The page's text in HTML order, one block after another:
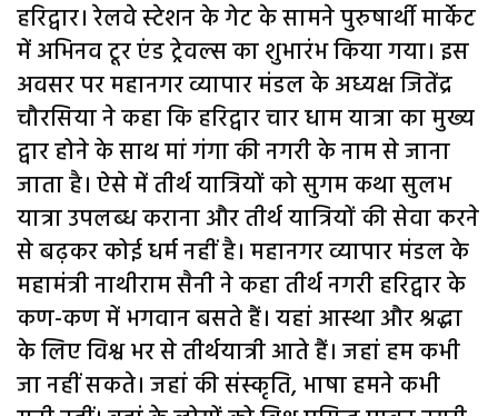
हरिद्वार। रेलवे स्टेशन के गेट के सामने पुरुषार्थी मार्केट
में अभिनव टूर एंड ट्रेवल्स का शुभारंभ किया गया। इस
अवसर पर महानगर व्यापार मंडल के अध्यक्ष जितेंद्र
चौरसिया ने कहा कि हरिद्वार चार धाम यात्रा का मुख्य
द्वार होने के साथ मां गंगा की नगरी के नाम से जाना
जाता है। ऐसे में तीर्थ यात्रियों को सुगम कथा सुलभ
यात्रा उपलब्ध कराना और तीर्थ यात्रियों की सेवा करने
से बढ़कर कोई धर्म नहीं है। महानगर व्यापार मंडल के
महामंत्री नाथीराम सैनी ने कहा तीर्थ नगरी हरिद्वार के
कण-कण में भगवान बसते हैं। यहां आस्था और श्रद्धा
के लिए विश्व भर से तीर्थयात्री आते हैं। जहां हम कभी
जा नहीं सकते। जहां की संस्कृति, भाषा हमने कभी